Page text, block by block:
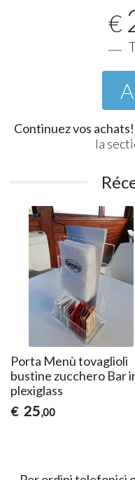
€
Continuez vos achats!
la
Porta Menù tovaglioli
bustine zucchero Bar
plexiglass
€ 25,00